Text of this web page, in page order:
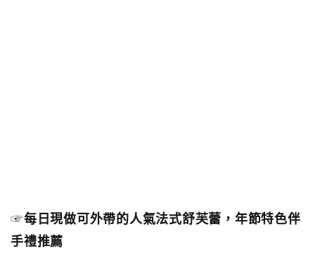
☞每日現做可外帶的人氣法式舒芙蕾，年節特色伴
手禮推薦